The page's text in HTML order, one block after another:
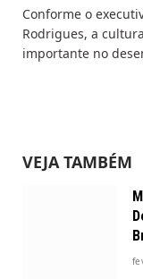
Conforme o
Rodrigues, a
importante no
VEJA TAMBÉM